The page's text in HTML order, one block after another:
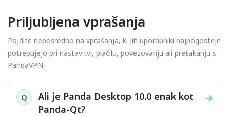
Priljubljena vprašanja
Pojdite neposredno na vprašanja, ki jih uporabniki najpogosteje
potrebujejo pri nastavitvi, plačilu, povezovanju ali pretakanju s
PandaVPN.
Q →
Ali je Panda Desktop 10.0 enak kot
Panda-Qt?